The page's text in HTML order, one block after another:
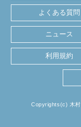
よくある質問
ニュース
利用規約
Copyrights(c) 木